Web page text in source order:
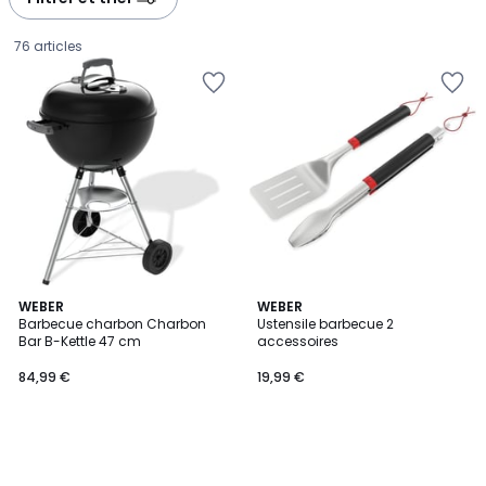
76 articles
WEBER
Barbecue charbon Charbon
Bar B-Kettle 47 cm
€.
84,99 €
WEBER
Ustensile barbecue 2
accessoires
19,99 €